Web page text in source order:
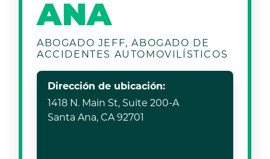
ANA
ABOGADO JEFF, ABOGADO DE
ACCIDENTES AUTOMOVILÍSTICOS
Dirección de ubicación:
1418 N. Main St, Suite 200-A
Santa Ana, CA 92701